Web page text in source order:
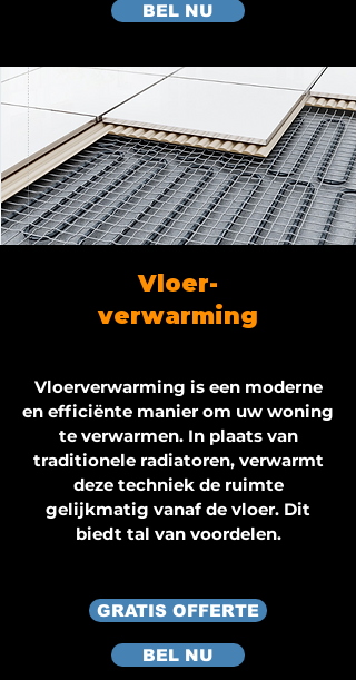
BEL NU
Vloer-
verwarming
Vloerverwarming is een moderne
en efficiënte manier om uw woning
te verwarmen. In plaats van
traditionele radiatoren, verwarmt
deze techniek de ruimte
gelijkmatig vanaf de vloer. Dit
biedt tal van voordelen.
GRATIS OFFERTE
BEL NU